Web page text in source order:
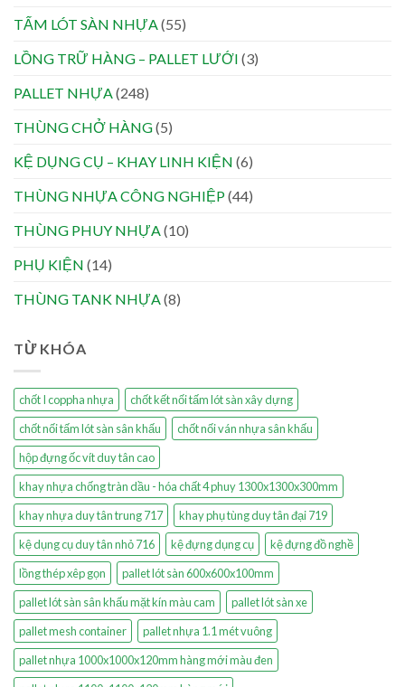
TẤM LÓT SÀN NHỰA(55)
LỒNG TRỮ HÀNG – PALLET LƯỚI (3)
PALLET NHỰA(248)
THÙNG CHỞ HÀNG(5)
KỆ DỤNG CỤ – KHAY LINH KIỆN (6)
THÙNG NHỰA CÔNG NGHIỆP(44)
THÙNG PHUY NHỰA(10)
PHỤ KIỆN (14)
THÙNG TANK NHỰA(8)
TỪ KHÓA
chốt I coppha nhựa
chốt kết nối tấm lót sàn xây dựng
chốt nối tấm lót sàn sân khấu
chốt nối ván nhựa sân khấu
hộp đựng ốc vít duy tân cao
khay nhựa chống tràn dầu - hóa chất 4 phuy 1300x1300x300mm
khay nhựa duy tân trung 717
khay phụ tùng duy tân đại 719
kệ dụng cụ duy tân nhỏ 716
kệ đựng dụng cụ
kệ đựng đồ nghề
lồng thép xêp gọn
pallet lót sàn 600x600x100mm
pallet lót sàn sân khấu mặt kín màu cam
pallet lót sàn xe
pallet mesh container
pallet nhựa 1.1 mét vuông
pallet nhựa 1000x1000x120mm hàng mới màu đen